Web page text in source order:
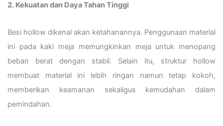
2. Kekuatan dan Daya Tahan Tinggi
Besi hollow dikenal akan ketahanannya. Penggunaan material
ini pada kaki meja memungkinkan meja untuk menopang
beban berat dengan stabil. Selain itu, struktur hollow
membuat material ini lebih ringan namun tetap kokoh,
memberikan keamanan sekaligus kemudahan dalam
pemindahan.